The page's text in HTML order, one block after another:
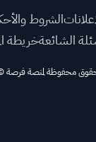
الشروط
الشائعةخريطة
محفوظة لمنصة فرصة